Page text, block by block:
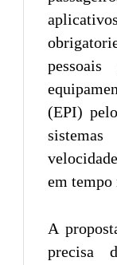
(EPI)
em tempo
A
precisa